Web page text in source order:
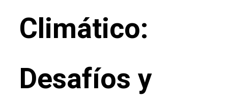
Climático:
Desafíos y